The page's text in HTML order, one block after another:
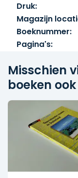
Druk:
Magazijn
Boeknummer:
Pagina's:
Misschien
boeken